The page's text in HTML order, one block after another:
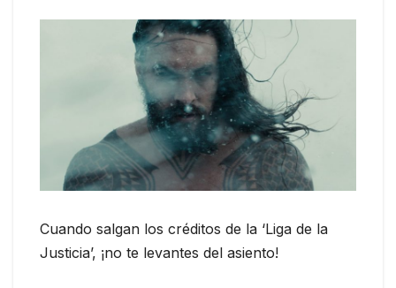
Cuando salgan los créditos de la ‘Liga de la
Justicia’, ¡no te levantes del asiento!